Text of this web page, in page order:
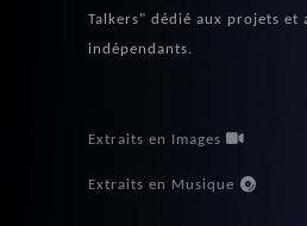
Talkers" dédié aux projets et
indépendants.
Extraits en Images
Extraits en Musique